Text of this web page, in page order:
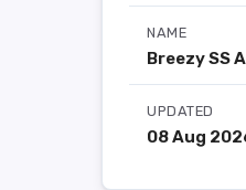
NAME
Breezy SS
UPDATED
08 Aug